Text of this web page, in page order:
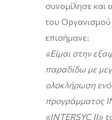
συνομίλησε και
του Οργανισμού
επισήμανε:
«Είμαι στην
παραδίδω με
ολοκλήρωση
προγράμματος
«INTERSYC II»